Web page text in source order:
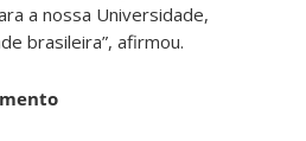
a nossa Universidade,
brasileira”, afirmou.